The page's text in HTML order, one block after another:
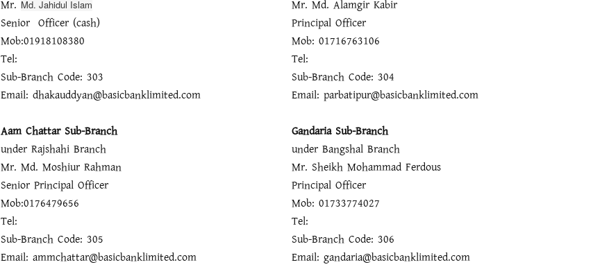
Mr. Md. Jahidul Islam
Senior Officer (cash)
Mob:01918108380
Tel:
Sub-Branch Code: 303
Email: dhakauddyan@basicbanklimited.com
Mr. Md. Alamgir Kabir
Principal Officer
Mob: 01716763106
Tel:
Sub-Branch Code: 304
Email: parbatipur@basicbanklimited.com
Aam Chattar Sub-Branch
under Rajshahi Branch
Mr. Md. Moshiur Rahman
Senior Principal Officer
Mob:0176479656
Tel:
Sub-Branch Code: 305
Email: ammchattar@basicbanklimited.com
Gandaria Sub-Branch
under Bangshal Branch
Mr. Sheikh Mohammad Ferdous
Principal Officer
Mob: 01733774027
Tel:
Sub-Branch Code: 306
Email: gandaria@basicbanklimited.com